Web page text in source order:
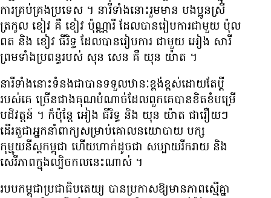
ការ​គ្រប់គ្រង​ប្រទេស ។ នារី​ទាំង​នោះ​រួម​មាន បងប្អូន​ស្រី​
ត្រកូល ខៀវ គឺ ខៀវ ប៉ុណ្ណារី ដែល​បាន​រៀបការ​ជាមួយ ប៉ុល
ពត និង ខៀវ ធីរិទ្ធ ដែល​បាន​រៀបការ ​ជាមួយ អៀង សារី
ព្រមទាំង​ប្រពន្ធ​របស់ សុន សេន គឺ យុន យ៉ាត ។
នារី​ទាំងនោះ​ទំនង​ជា​បាន​ទទួល​ឋានៈ​ខ្ពង់ខ្ពស់​ដោយតែ​ប្តី​
របស់​គេ ច្រើន​ជាង​គុណ​បំណាច់​ដែល​ពួកគេ​បាន​ខិតខំ​បម្រើ​
បដិវត្តន៍ ។ ក៏ប៉ុន្តែ អៀង ធីរិទ្ធ និង យុន យ៉ាត ជារឿយៗ​
ដើរតួ​ជា​អ្នកនាំពាក្យ​សម្រាប់​គោលនយោបាយ បក្ស​
កុម្មុយនីស្ត​កម្ពុជា ហើយ​ហាក់​ដូចជា សប្បាយ​រីករាយ និង​
សេរីភាព​ក្នុង​ល្បិច​កល​នេះ​ណាស់ ។
របប​កម្ពុជា​ប្រជាធិបតេយ្យ បាន​ប្រកាស​ឱ្យមាន​ភាពស្មើគ្នា​